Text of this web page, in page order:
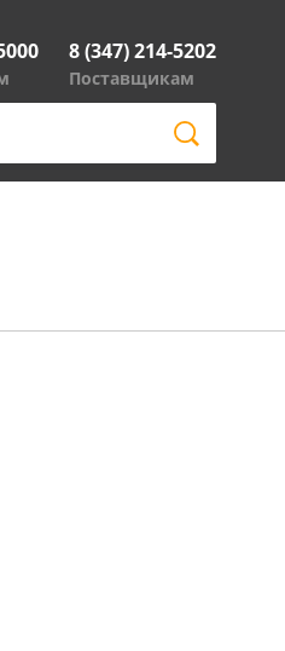
8 (347) 214-5202
Поставщикам